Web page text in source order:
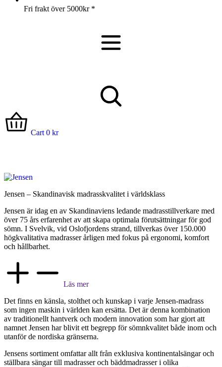
Fri frakt över 5000kr *
Cart 0 kr
Jensen – Skandinavisk madrasskvalitet i världsklass
Jensen är idag en av Skandinaviens ledande madrasstillverkare med
över 75 års erfarenhet av att skapa optimala förutsättningar för god
sömn. I Svelvik, vid Oslofjordens strand, tillverkas över 150.000
högkvalitativa madrasser årligen med fokus på ergonomi, komfort
och hållbarhet.
Läs mer
Det finns en känsla, stolthet och kunskap i varje Jensen-madrass
som ingen maskin i världen kan ersätta. Det är denna kombination
av traditionellt hantverk och modern innovation som har gjort att
namnet Jensen har blivit ett begrepp för sömnkvalitet både inom och
utanför de nordiska gränserna.
Jensens sortiment omfattar allt från exklusiva kontinentalsängar och
ställbara sängar till madrasser och bäddmadrasser i olika